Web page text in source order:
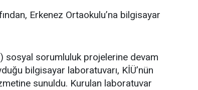
Erkenez Ortaokulu’na bilgisayar
sosyal sorumluluk projelerine devam
bilgisayar laboratuvarı, KİÜ’nün
sunuldu. Kurulan laboratuvar